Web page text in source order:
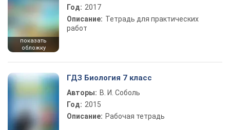
показать
обложку
Год: 2017
Описание: Тетрадь для практических
работ
ГДЗ Биология 7 класс
Авторы: В. И. Соболь
Год: 2015
Описание: Рабочая тетрадь